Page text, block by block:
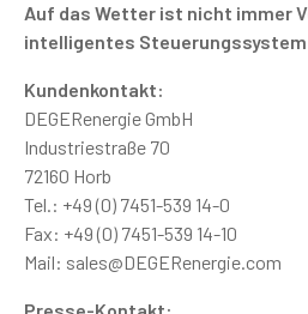
Auf das Wetter ist nicht immer
intelligentes Steuerungssystem
Kundenkontakt:
DEGERenergie GmbH
Industriestraße 70
72160 Horb
Tel.: +49 (0) 7451-539 14-0
Fax: +49 (0) 7451-539 14-10
Mail: sales@DEGERenergie.com